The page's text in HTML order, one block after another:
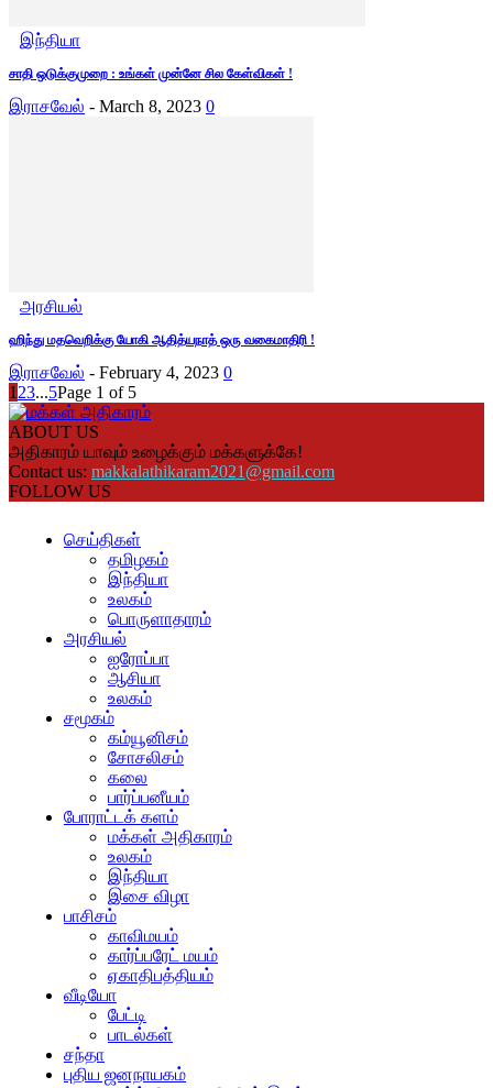
இந்தியா
சாதி ஒடுக்குமுறை : உங்கள் முன்னே சில கேள்விகள் !
இராசவேல் - March 8, 2023 0
அரசியல்
ஹிந்து மதவெறிக்கு யோகி ஆதித்யநாத் ஒரு வகைமாதிரி !
இராசவேல் - February 4, 2023 0
1 23...5Page 1 of 5
ABOUT US
அதிகாரம் யாவும் உழைக்கும் மக்களுக்கே!
Contact us: makkalathikaram2021@gmail.com
FOLLOW US
செய்திகள்
தமிழகம்
இந்தியா
உலகம்
பொருளாதாரம்
அரசியல்
ஐரோப்பா
ஆசியா
உலகம்
சமூகம்
கம்யூனிசம்
சோசலிசம்
கலை
பார்ப்பனீயம்
போராட்டக் களம்
மக்கள் அதிகாரம்
உலகம்
இந்தியா
இசை விழா
பாசிசம்
காவிமயம்
கார்ப்பரேட் மயம்
ஏகாதிபத்தியம்
வீடியோ
பேட்டி
பாடல்கள்
சந்தா
புதிய ஜனநாயகம்